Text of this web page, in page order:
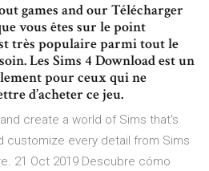
games and our Télécharger
vous êtes sur le point
très populaire parmi tout le
Les Sims 4 Download est un
pour ceux qui ne
d’acheter ce jeu.
create a world of Sims that's
customize every detail from Sims
21 Oct 2019 Descubre cómo